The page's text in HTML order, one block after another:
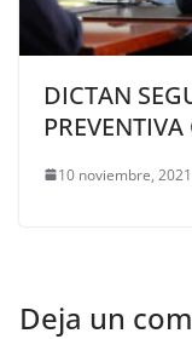
DICTAN
10 noviembre, 2021
Deja un